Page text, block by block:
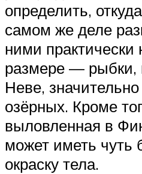
определить,
самом же деле
ними практически
размере — рыбки,
Неве,
озёрных. Кроме
выловленная в
может иметь чуть
окраску тела.